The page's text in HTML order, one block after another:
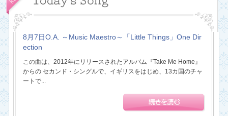
8月7日O.A. ～Music Maestro～「Little Things」One Dir
ection
この曲は、2012年にリリースされたアルバム『Take Me Home』
からの セカンド・シングルで、イギリスをはじめ、13カ国のチャ
ートで...